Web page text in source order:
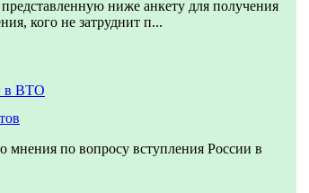
ниже анкету для получения
кого не затруднит п...
в ВТО
мнения по вопросу вступления России в